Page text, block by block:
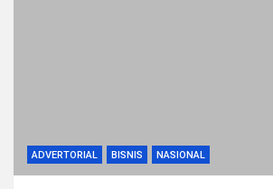
ADVERTORIAL BISNIS NASIONAL